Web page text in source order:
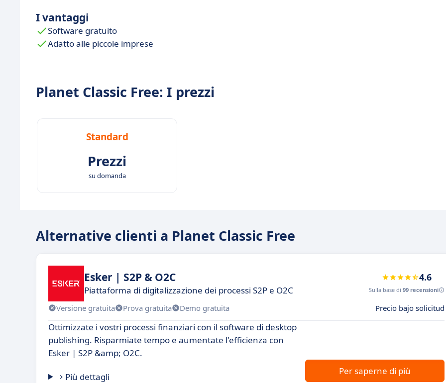
I vantaggi
Software gratuito
Adatto alle piccole imprese
Planet Classic Free: I prezzi
Standard
Prezzi
su domanda
Alternative clienti a Planet Classic Free
Esker | S2P & O2C
Piattaforma di digitalizzazione dei processi S2P e O2C
4.6
Sulla base di 99 recensioni
Versione gratuita Prova gratuita Demo gratuita Precio bajo solicitud
Ottimizzate i vostri processi finanziari con il software di desktop
publishing. Risparmiate tempo e aumentate l'efficienza con
Esker | S2P &amp; O2C.
Più dettagli
Per saperne di più